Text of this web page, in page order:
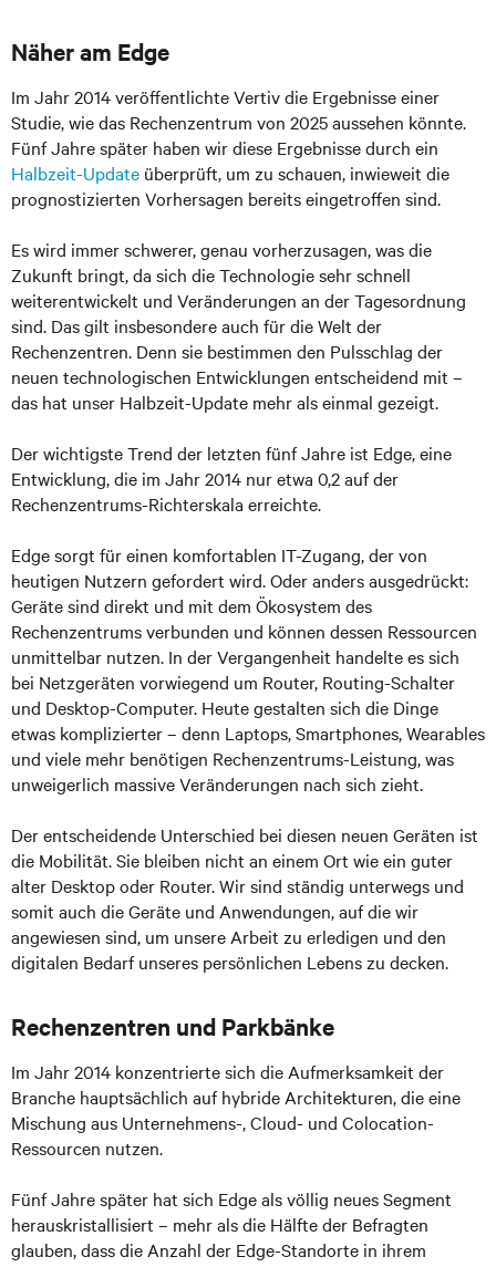
Näher am Edge
Im Jahr 2014 veröffentlichte Vertiv die Ergebnisse einer
Studie, wie das Rechenzentrum von 2025 aussehen könnte.
Fünf Jahre später haben wir diese Ergebnisse durch ein
Halbzeit-Update überprüft, um zu schauen, inwieweit die
prognostizierten Vorhersagen bereits eingetroffen sind.
Es wird immer schwerer, genau vorherzusagen, was die
Zukunft bringt, da sich die Technologie sehr schnell
weiterentwickelt und Veränderungen an der Tagesordnung
sind. Das gilt insbesondere auch für die Welt der
Rechenzentren. Denn sie bestimmen den Pulsschlag der
neuen technologischen Entwicklungen entscheidend mit –
das hat unser Halbzeit-Update mehr als einmal gezeigt.
Der wichtigste Trend der letzten fünf Jahre ist Edge, eine
Entwicklung, die im Jahr 2014 nur etwa 0,2 auf der
Rechenzentrums-Richterskala erreichte.
Edge sorgt für einen komfortablen IT-Zugang, der von
heutigen Nutzern gefordert wird. Oder anders ausgedrückt:
Geräte sind direkt und mit dem Ökosystem des
Rechenzentrums verbunden und können dessen Ressourcen
unmittelbar nutzen. In der Vergangenheit handelte es sich
bei Netzgeräten vorwiegend um Router, Routing-Schalter
und Desktop-Computer. Heute gestalten sich die Dinge
etwas komplizierter – denn Laptops, Smartphones, Wearables
und viele mehr benötigen Rechenzentrums-Leistung, was
unweigerlich massive Veränderungen nach sich zieht.
Der entscheidende Unterschied bei diesen neuen Geräten ist
die Mobilität. Sie bleiben nicht an einem Ort wie ein guter
alter Desktop oder Router. Wir sind ständig unterwegs und
somit auch die Geräte und Anwendungen, auf die wir
angewiesen sind, um unsere Arbeit zu erledigen und den
digitalen Bedarf unseres persönlichen Lebens zu decken.
Rechenzentren und Parkbänke
Im Jahr 2014 konzentrierte sich die Aufmerksamkeit der
Branche hauptsächlich auf hybride Architekturen, die eine
Mischung aus Unternehmens-, Cloud- und Colocation-
Ressourcen nutzen.
Fünf Jahre später hat sich Edge als völlig neues Segment
herauskristallisiert – mehr als die Hälfte der Befragten
glauben, dass die Anzahl der Edge-Standorte in ihrem